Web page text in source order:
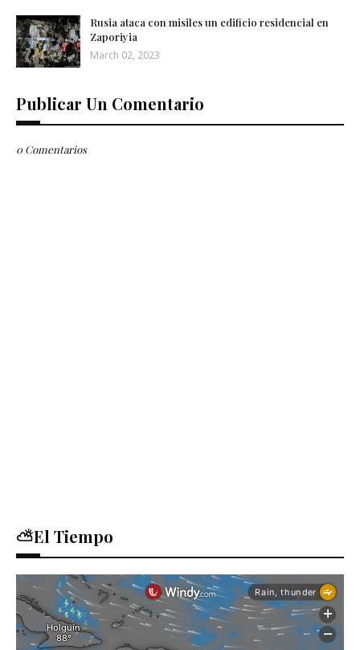
Rusia ataca con misiles un edificio residencial en
Zaporiyia
March 02, 2023
Publicar Un Comentario
0 Comentarios
⛅El Tiempo